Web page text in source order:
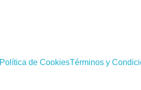
Política de CookiesTérminos y